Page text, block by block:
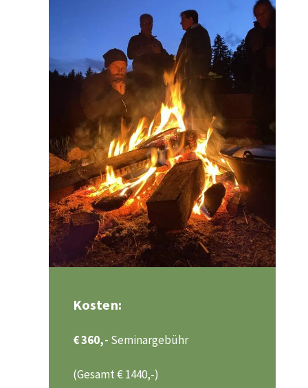
Kosten:
€ 360,- Seminargebühr
(Gesamt € 1440,-)